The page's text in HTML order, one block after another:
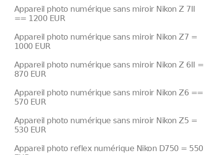
Appareil photo numérique sans miroir Nikon Z 7II
== 1200 EUR
Appareil photo numérique sans miroir Nikon Z7 =
1000 EUR
Appareil photo numérique sans miroir Nikon Z 6II =
870 EUR
Appareil photo numérique sans miroir Nikon Z6 ==
570 EUR
Appareil photo numérique sans miroir Nikon Z5 =
530 EUR
Appareil photo reflex numérique Nikon D750 = 550